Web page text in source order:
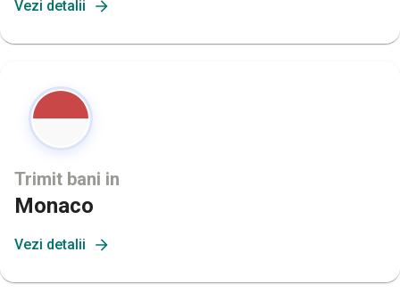
Vezi detalii
Trimit bani in
Monaco
Vezi detalii